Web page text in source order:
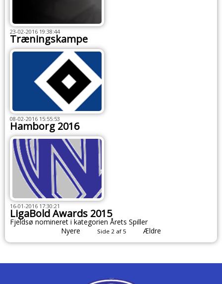
23-02-2016 19:38:44
Træningskampe
08-02-2016 15:55:53
Hamborg 2016
16-01-2016 17:30:21
LigaBold Awards 2015
Fjeldsø nomineret i kategorien Årets Spiller
Nyere
Side 2 af 5 Ældre